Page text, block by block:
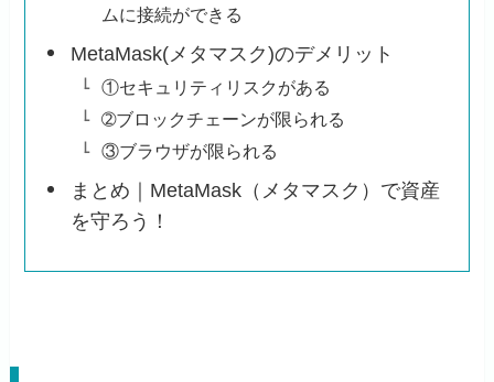
ムに接続ができる
MetaMask(メタマスク)のデメリット
①セキュリティリスクがある
➁ブロックチェーンが限られる
③ブラウザが限られる
まとめ｜MetaMask（メタマスク）で資産
を守ろう！